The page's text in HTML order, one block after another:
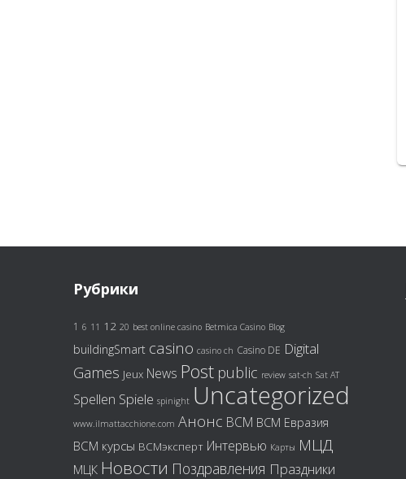
Рубрики
1 6 11 12 20 best online casino Betmica Casino Blog
buildingSmart casino casino ch Casino DE Digital
Games Jeux News Post public review sat-ch Sat AT
Spellen Spiele spinight Uncategorized
www.ilmattacchione.com Анонс ВСМ ВСМ Евразия
ВСМ курсы ВСМэксперт Интервью Карты МЦД
МЦК Новости Поздравления Праздники